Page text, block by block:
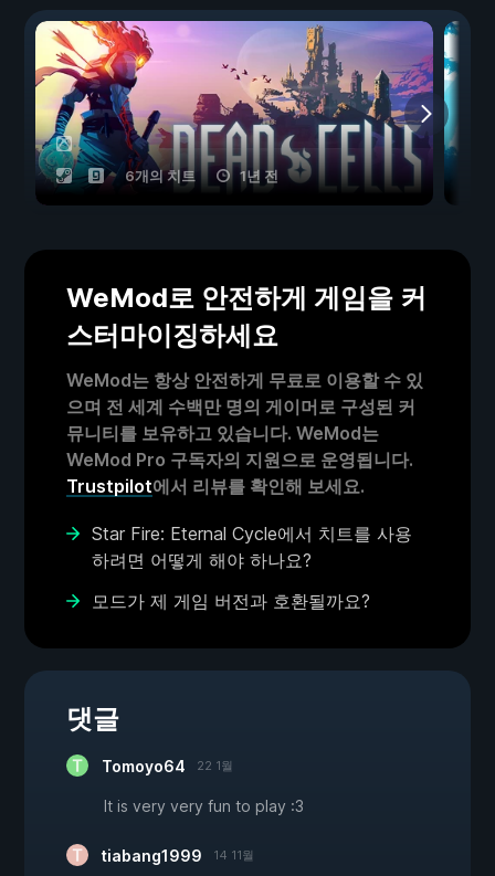
6개의 치트 1년 전
WeMod로 안전하게 게임을 커
스터마이징하세요
WeMod는 항상 안전하게 무료로 이용할 수 있
으며 전 세계 수백만 명의 게이머로 구성된 커
뮤니티를 보유하고 있습니다. WeMod는
WeMod Pro 구독자의 지원으로 운영됩니다.
Trustpilot에서 리뷰를 확인해 보세요.
Star Fire: Eternal Cycle에서 치트를 사용
하려면 어떻게 해야 하나요?
모드가 제 게임 버전과 호환될까요?
댓글
Tomoyo64 22 1월
It is very very fun to play :3
tiabang1999 14 11월